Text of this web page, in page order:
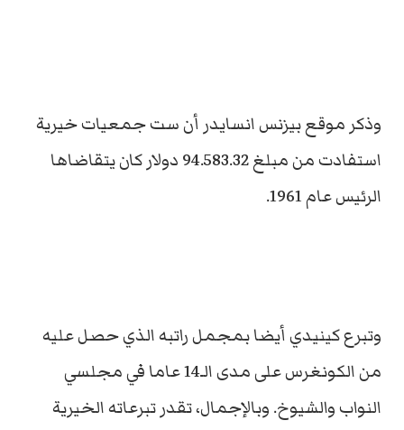
وذكر موقع بيزنس انسايدر أن ست جمعيات خيرية
استفادت من مبلغ 94.583.32 دولار كان يتقاضاها
الرئيس عام 1961.
وتبرع كينيدي أيضا بمجمل راتبه الذي حصل عليه
من الكونغرس على مدى الـ14 عاما في مجلسي
النواب والشيوخ. وبالإجمال، تقدر تبرعاته الخيرية